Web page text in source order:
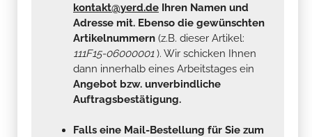
kontakt@yerd.de Ihren Namen und
Adresse mit. Ebenso die gewünschten
Artikelnummern (z.B. dieser Artikel:
111F15-06000001). Wir schicken Ihnen
dann innerhalb eines Arbeitstages ein
Angebot bzw. unverbindliche
Auftragsbestätigung.
Falls eine Mail-Bestellung für Sie zum